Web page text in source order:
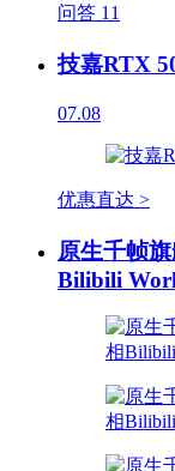
问答 11
技嘉RTX
07.08
优惠直达 >
原生千帧
Bilibili